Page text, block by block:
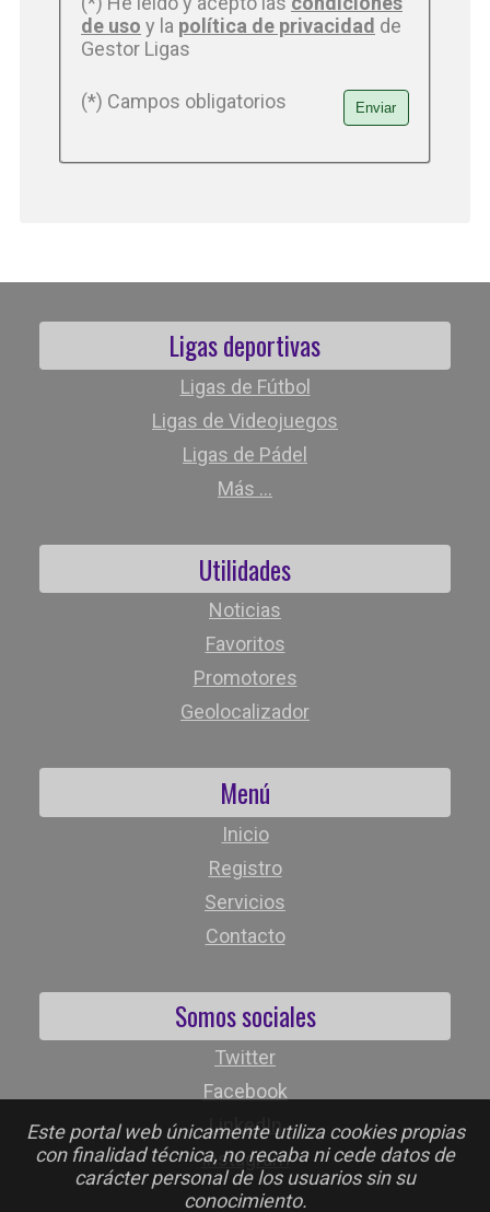
Este portal web únicamente utiliza cookies propias
con finalidad técnica, no recaba ni cede datos de
carácter personal de los usuarios sin su
conocimiento.
de uso y la política de privacidad de
Gestor Ligas
(*) Campos obligatorios
Ligas deportivas
Ligas de Fútbol
Ligas de Videojuegos
Ligas de Pádel
Más ...
Utilidades
Noticias
Favoritos
Promotores
Geolocalizador
Menú
Inicio
Registro
Servicios
Contacto
Somos sociales
Twitter
Facebook
LinkedIn
Instagram